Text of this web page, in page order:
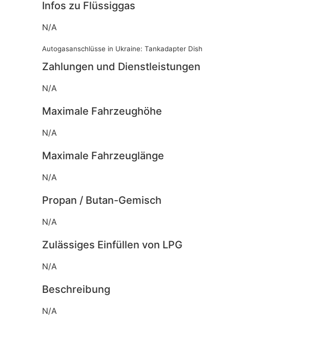
Infos zu Flüssiggas
N/A
Autogasanschlüsse in Ukraine: Tankadapter Dish
Zahlungen und Dienstleistungen
N/A
Maximale Fahrzeughöhe
N/A
Maximale Fahrzeuglänge
N/A
Propan / Butan-Gemisch
N/A
Zulässiges Einfüllen von LPG
N/A
Beschreibung
N/A